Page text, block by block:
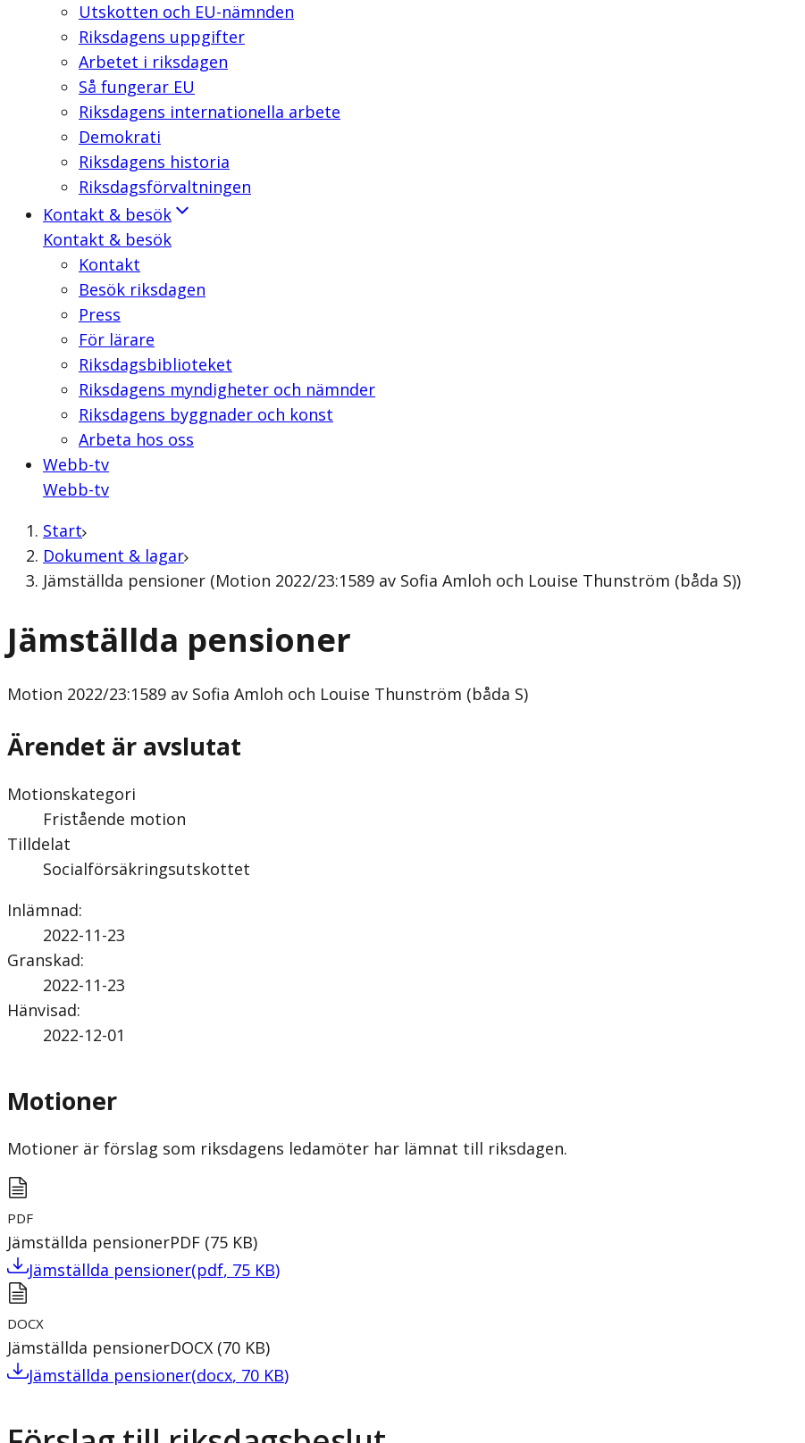
Utskotten och EU-nämnden
Riksdagens uppgifter
Arbetet i riksdagen
Så fungerar EU
Riksdagens internationella arbete
Demokrati
Riksdagens historia
Riksdagsförvaltningen
Kontakt & besök
Kontakt & besök
Kontakt
Besök riksdagen
Press
För lärare
Riksdagsbiblioteket
Riksdagens myndigheter och nämnder
Riksdagens byggnader och konst
Arbeta hos oss
Webb-tv
Webb-tv
Start
Dokument & lagar
Jämställda pensioner (Motion 2022/23:1589 av Sofia Amloh och Louise Thunström (båda S))
Jämställda pensioner
Motion 2022/23:1589 av Sofia Amloh och Louise Thunström (båda S)
Ärendet är avslutat
Motionskategori
Fristående motion
Tilldelat
Socialförsäkringsutskottet
Inlämnad:
2022-11-23
Granskad:
2022-11-23
Hänvisad:
2022-12-01
Motioner
Motioner är förslag som riksdagens ledamöter har lämnat till riksdagen.
PDF
Jämställda pensionerPDF (75 KB)
Jämställda pensioner(pdf, 75 KB)
DOCX
Jämställda pensionerDOCX (70 KB)
Jämställda pensioner(docx, 70 KB)